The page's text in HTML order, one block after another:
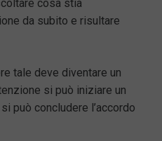
cosa stia
da subito e risultare
tale deve diventare un
si può iniziare un
può concludere l’accordo